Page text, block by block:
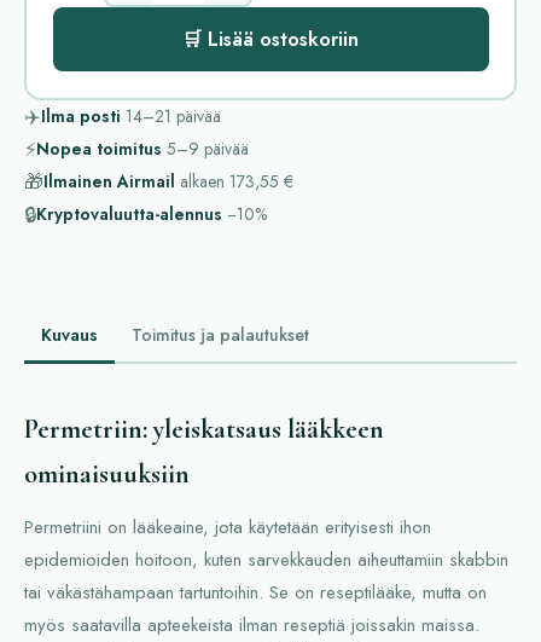
🛒 Lisää ostoskoriin
✈️Ilma posti 14–21 päivää
⚡Nopea toimitus 5–9 päivää
🎁Ilmainen Airmail alkaen 173,55 €
🔒Kryptovaluutta-alennus −10%
Kuvaus Toimitus ja palautukset
Permetriin: yleiskatsaus lääkkeen
ominaisuuksiin
Permetriini on lääkeaine, jota käytetään erityisesti ihon
epidemioiden hoitoon, kuten sarvekkauden aiheuttamiin skabbin
tai väkästähampaan tartuntoihin. Se on reseptilääke, mutta on
myös saatavilla apteekeista ilman reseptiä joissakin maissa.